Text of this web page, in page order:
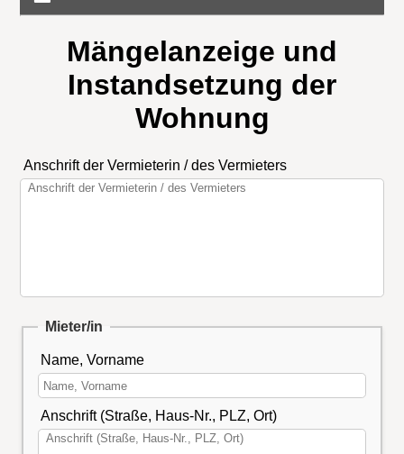
Mängelanzeige und
Instandsetzung der
Wohnung
Anschrift der Vermieterin / des Vermieters
Mieter/in
Name, Vorname
Anschrift (Straße, Haus-Nr., PLZ, Ort)